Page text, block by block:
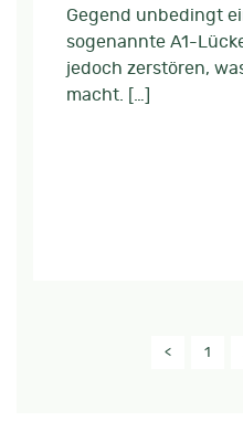
Gegend unbedingt
sogenannte A1-
jedoch zerstören,
macht. […]
< 1